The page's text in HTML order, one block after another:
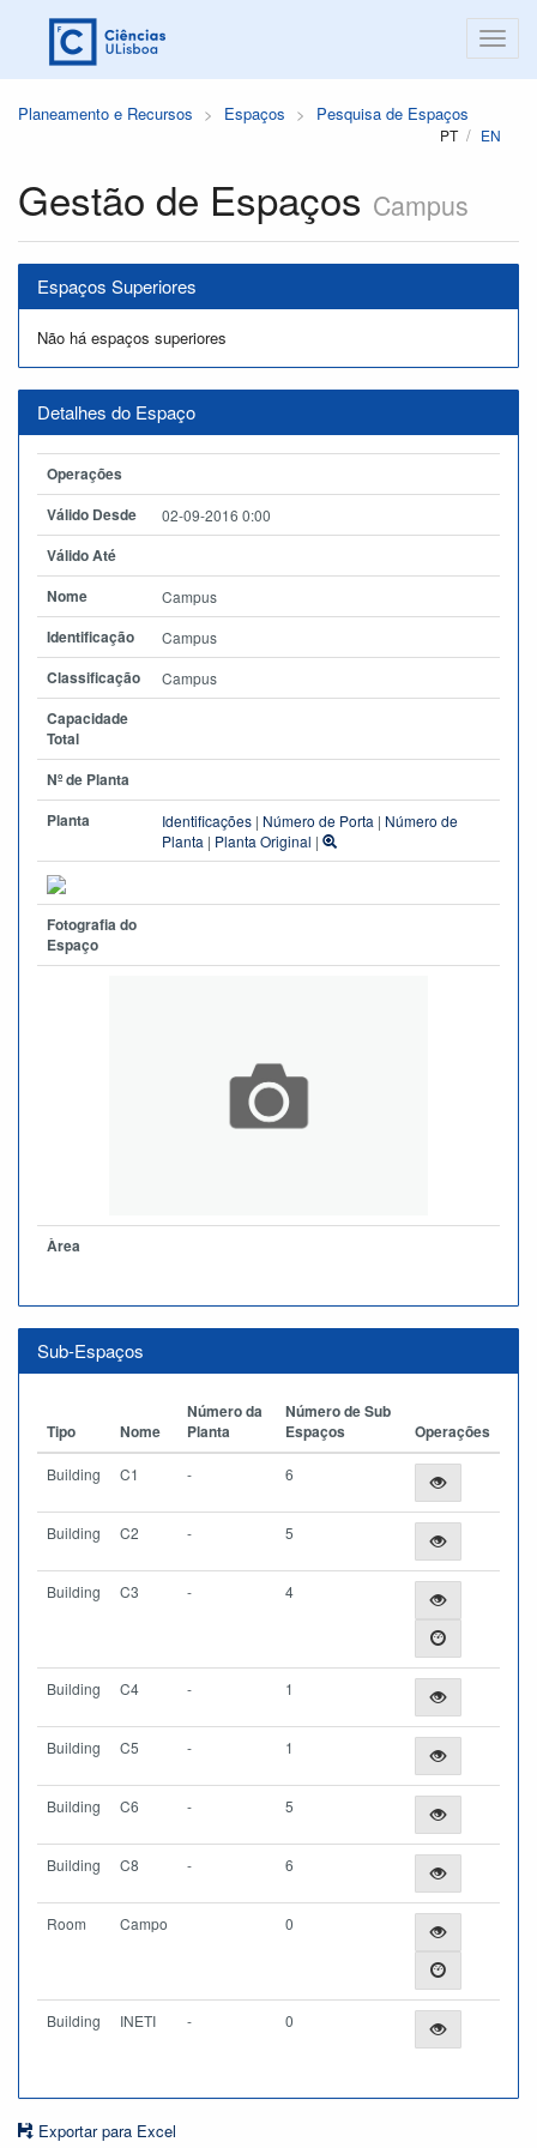
Planeamento e Recursos Espaços Pesquisa de Espaços
PT EN
Gestão de Espaços Campus
Espaços Superiores
Não há espaços superiores
Detalhes do Espaço
Operações
Válido Desde
02-09-2016 0:00
Válido Até
Nome
Campus
Identificação Campus
Classificação Campus
Capacidade
Total
Nº de Planta
Planta
Identificações | Número de Porta | Número de
Planta | Planta Original |
Fotografia do
Espaço
Àrea
Sub-Espaços
Tipo Nome
Número da
Planta
Número de Sub
Espaços
Operações
Building C1 - 6
Building C2 - 5
Building C3 - 4
Building C4 - 1
Building C5 - 1
Building C6 - 5
Building C8 - 6
Room Campo 0
Building INETI - 0
Exportar para Excel